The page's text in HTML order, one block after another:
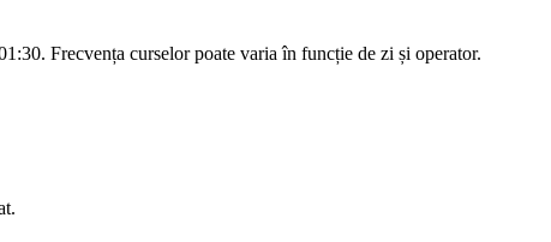
Frecvența curselor poate varia în funcție de zi și operator.